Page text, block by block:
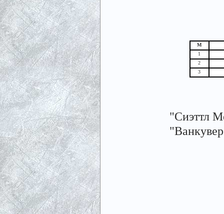
М
1
2
3
"Сиэттл